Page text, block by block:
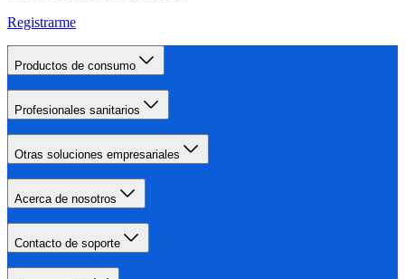
Registrarme
Productos de consumo
Profesionales sanitarios
Otras soluciones empresariales
Acerca de nosotros
Contacto de soporte